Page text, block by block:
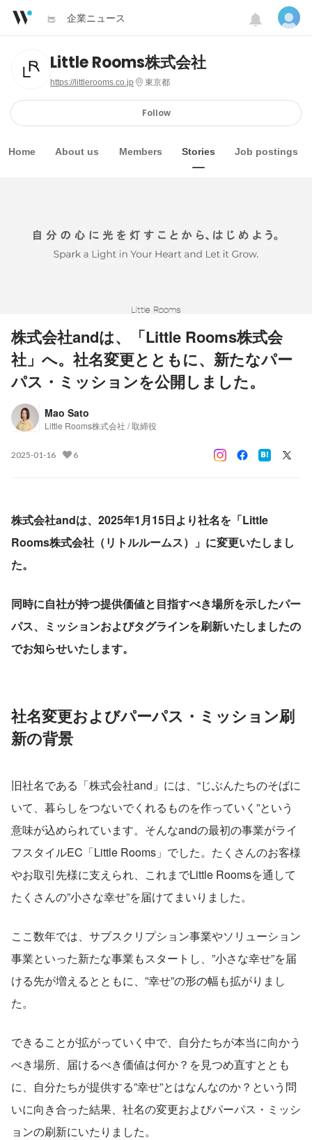
企業ニュース
Little Rooms株式会社
https://littlerooms.co.jp 東京都
Follow
Home About us Members Stories Job postings
株式会社andは、「Little Rooms株式会
社」へ。社名変更とともに、新たなパー
パス・ミッションを公開しました。
Mao Sato
Little Rooms株式会社 / 取締役
2025-01-16 6
株式会社andは、2025年1月15日より社名を「Little
Rooms株式会社（リトルルームス）」に変更いたしまし
た。
同時に自社が持つ提供価値と目指すべき場所を示したパー
パス、ミッションおよびタグラインを刷新いたしましたの
でお知らせいたします。
社名変更およびパーパス・ミッション刷
新の背景
旧社名である「株式会社and」には、“じぶんたちのそばに
いて、暮らしをつないでくれるものを作っていく”という
意味が込められています。そんなandの最初の事業がライ
フスタイルEC「Little Rooms」でした。たくさんのお客様
やお取引先様に支えられ、これまでLittle Roomsを通して
たくさんの”小さな幸せ”を届けてまいりました。
ここ数年では、サブスクリプション事業やソリューション
事業といった新たな事業もスタートし、”小さな幸せ”を届
ける先が増えるとともに、”幸せ”の形の幅も拡がりまし
た。
できることが拡がっていく中で、自分たちが本当に向かう
べき場所、届けるべき価値は何か？を見つめ直すととも
に、自分たちが提供する”幸せ”とはなんなのか？という問
いに向き合った結果、社名の変更およびパーパス・ミッシ
ョンの刷新にいたりました。